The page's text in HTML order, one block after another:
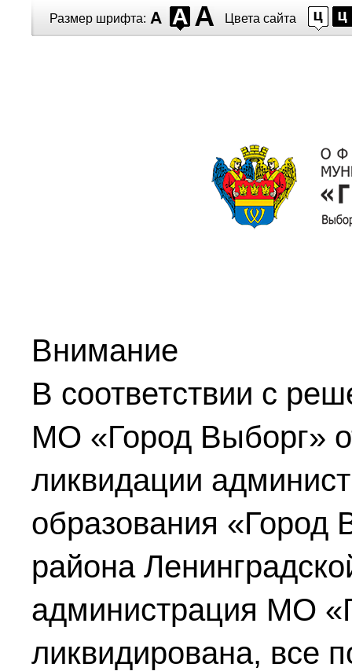
Перейти к основному содержанию
Внимание
В соответствии с
МО «Город Выборг»
ликвидации
образования «Город
района
администрация МО
ликвидирована, все
Размер шрифта: Цвета сайта